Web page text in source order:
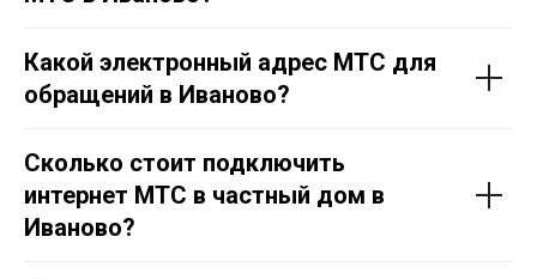
Какой электронный адрес МТС для
обращений в Иваново?
Сколько стоит подключить
интернет МТС в частный дом в
Иваново?